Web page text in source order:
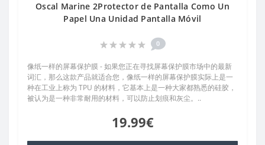
Oscal Marine 2Protector de Pantalla Como Un
Papel Una Unidad Pantalla Móvil
0
像纸一样的屏幕保护膜 - 如果您正在寻找屏幕保护膜市场中的最新
词汇，那么这款产品就适合您，像纸一样的屏幕保护膜实际上是一
种在工业上称为 TPU 的材料，它基本上是一种大家都熟悉的硅胶，
被认为是一种非常耐用的材料，可以防止划痕和灰尘。..
19.99€